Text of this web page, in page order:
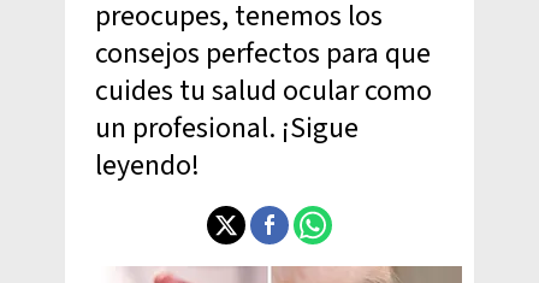
preocupes, tenemos los
consejos perfectos para que
cuides tu salud ocular como
un profesional. ¡Sigue
leyendo!